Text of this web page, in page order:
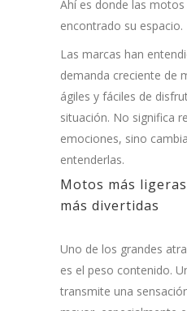
Ahí es donde las
encontrado su espacio.
Las marcas han
demanda creciente de
ágiles y fáciles de
situación. No significa
emociones, sino
entenderlas.
Motos más
más divertidas
Uno de los grandes
es el peso contenido.
transmite una